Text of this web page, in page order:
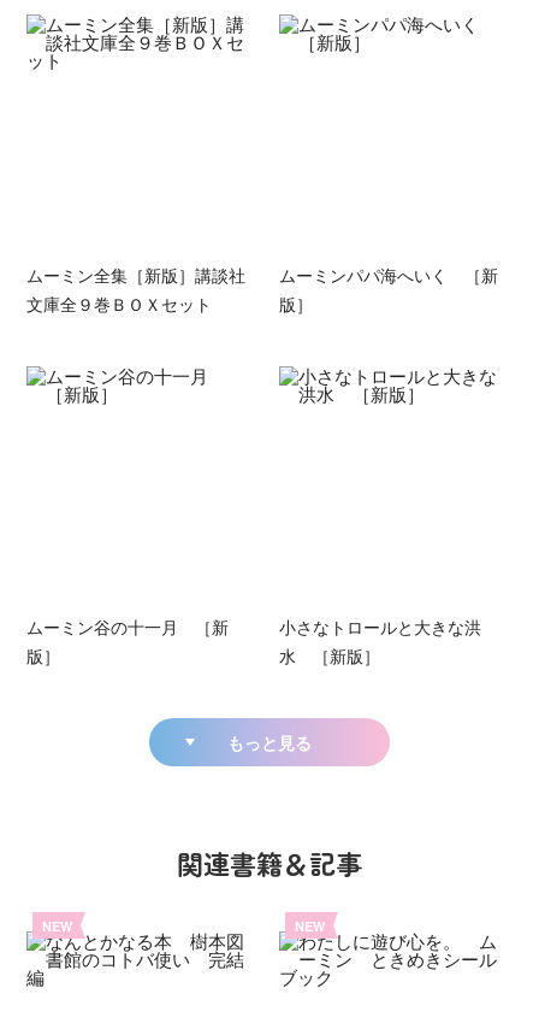
ムーミン全集［新版］講談社
文庫全９巻ＢＯＸセット
ムーミンパパ海へいく ［新
版］
ムーミン谷の十一月 ［新
版］
小さなトロールと大きな洪
水 ［新版］
もっと見る
関連書籍＆記事
NEW NEW